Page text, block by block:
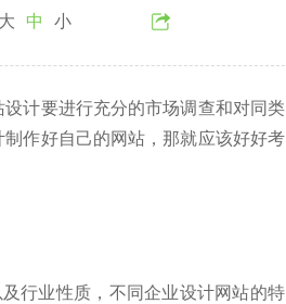
大 中 小
计要进行充分的市场调查和对同类
作好自己的网站，那就应该好好考
行业性质，不同企业设计网站的特